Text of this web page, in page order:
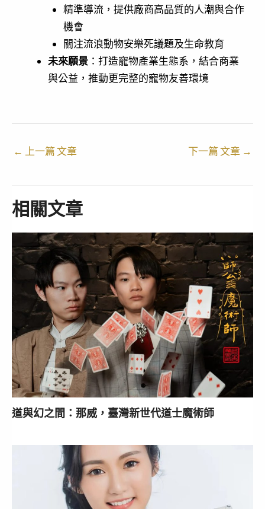
精準導流，提供廠商高品質的人潮與合作
機會
關注流浪動物安樂死議題及生命教育
未來願景 ：打造寵物產業生態系，結合商業
與公益，推動更完整的寵物友善環境
← 上一篇 文章 下一篇 文章 →
相關文章
道與幻之間：那威，臺灣新世代道士魔術師